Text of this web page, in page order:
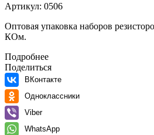
Артикул: 0506
Оптовая упаковка наборов
КОм.
Подробнее
Поделиться
ВКонтакте
Одноклассники
Viber
WhatsApp